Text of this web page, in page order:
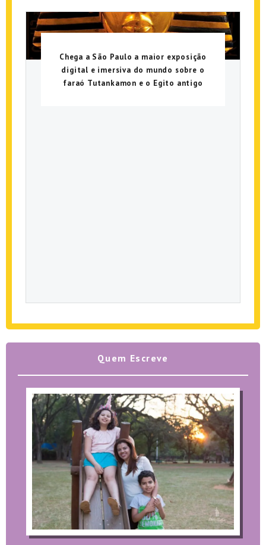
Chega a São Paulo a maior exposição
digital e imersiva do mundo sobre o
faraó Tutankamon e o Egito antigo
Quem Escreve